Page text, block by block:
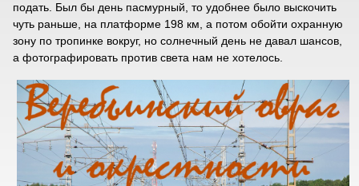
подать. Был бы день пасмурный, то удобнее было выскочить
чуть раньше, на платформе 198 км, а потом обойти охранную
зону по тропинке вокруг, но солнечный день не давал шансов,
а фотографировать против света нам не хотелось.